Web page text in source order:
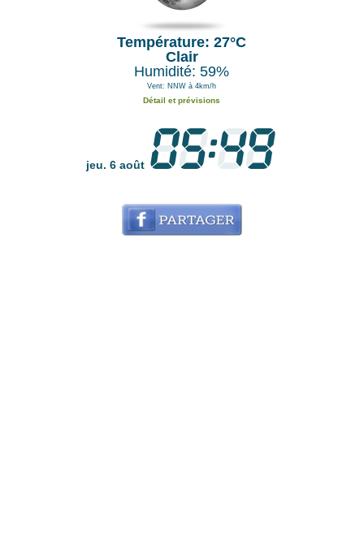
Température: 27°C
Clair
Humidité: 59%
Vent: NNW à 4km/h
Détail et prévisions
jeu. 6 août